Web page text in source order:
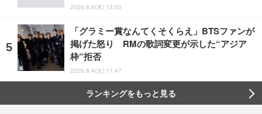
2026.8.6(木) 13:00
「グラミー賞なんてくそくらえ」BTSファンが
掲げた怒り RMの歌詞変更が示した“アジア
枠”拒否
2026.8.4(火) 11:47
ランキングをもっと見る